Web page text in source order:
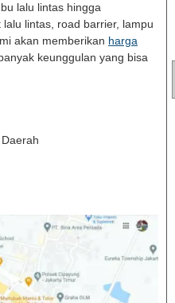
lalu lintas hingga
lintas, road barrier, lampu
akan memberikan harga
keunggulan yang bisa